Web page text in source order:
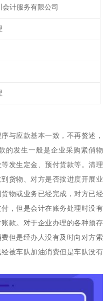
会计服务有限公司
与应款基本一致，不再赘述，
的发生一般是企业采购紧俏物
发生定金、预付货款等。清理
货物、对方是否按进度开展业
物或业务已经完成，对方已经
，但是会计在账务处理时没有
款。对于企业办理的各种预存
但是经办人没有及时向对方索
被车队加油消费但是车队没有